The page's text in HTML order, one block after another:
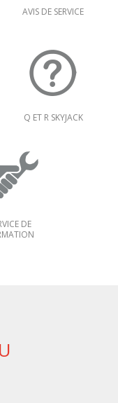
AVIS DE SERVICE
Q ET R SKYJACK
DE